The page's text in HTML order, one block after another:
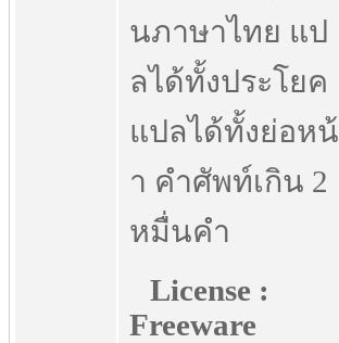
นภาษาไทย แป
ลได้ทั้งประโยค
แปลได้ทั้งย่อหน้
า คำศัพท์เกิน 2
หมื่นคำ
License :
Freeware